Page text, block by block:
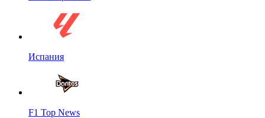
Испания
F1 Top News